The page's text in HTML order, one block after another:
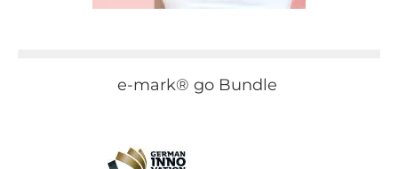
e-mark® go Bundle